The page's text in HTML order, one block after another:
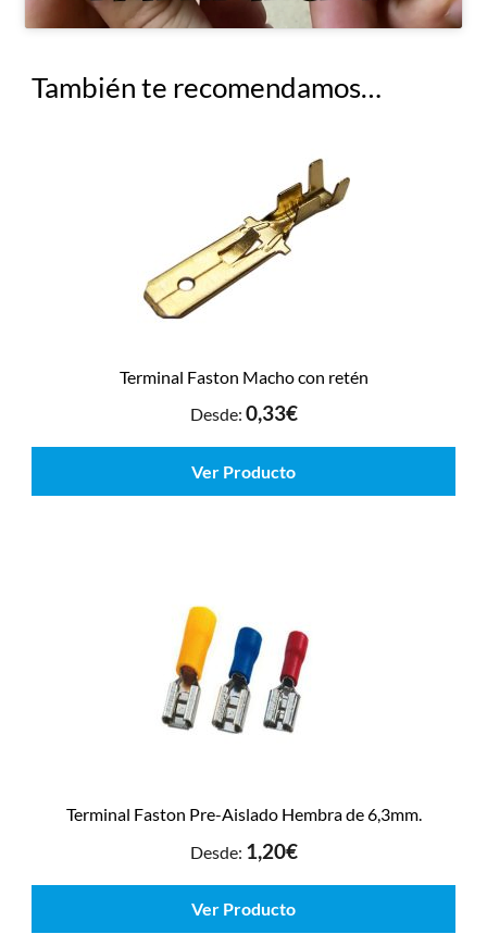
También te recomendamos…
Terminal Faston Macho con retén
Desde: 0,33€
Ver Producto
Terminal Faston Pre-Aislado Hembra de 6,3mm.
Desde: 1,20€
Ver Producto